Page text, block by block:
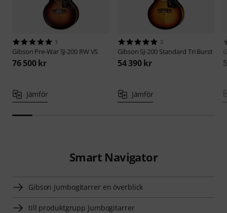
1
Gibson Pre-War SJ-200 RW VS
76 500 kr
Jämför
3
Gibson SJ-200 Standard Tri Burst
54 390 kr
Jämför
Smart Navigator
Gibson Jumbogitarrer en överblick
till produktgrupp Jumbogitarrer